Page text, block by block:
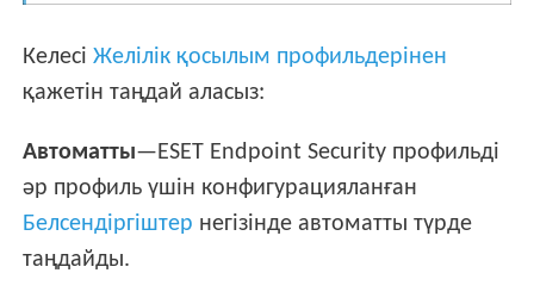
КелесіЖелілік қосылым профильдерінен
қажетін таңдай аласыз:
Автоматты—ESET Endpoint Security профильді
әр профиль үшін конфигурацияланған
Белсендіргіштер негізінде автоматты түрде
таңдайды.